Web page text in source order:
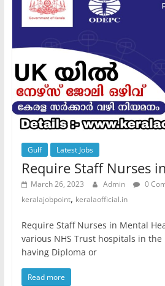
Gulf Latest Jobs
Require Staff Nurses
March 26, 2023 Admin 0
keralajobpoint, keralaofficial.in
Require Staff Nurses in Mental
various NHS Trust hospitals in the
having Diploma or
Read more